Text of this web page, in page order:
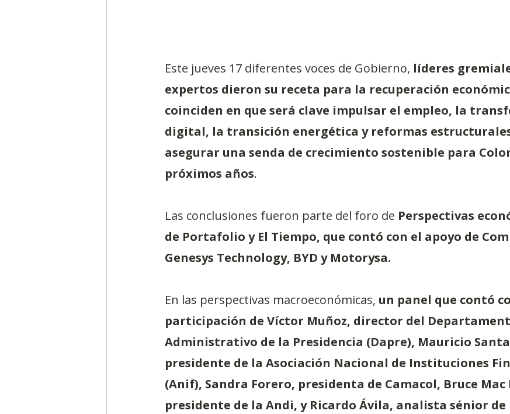
Este jueves 17 diferentes voces de Gobierno, líderes
expertos dieron su receta para la recuperación
coinciden en que será clave impulsar el empleo, la
digital, la transición energética y reformas
asegurar una senda de crecimiento sostenible para
próximos años.
Las conclusiones fueron parte del foro de Perspectivas
de Portafolio y El Tiempo, que contó con el apoyo de
Genesys Technology, BYD y Motorysa.
En las perspectivas macroeconómicas, un panel que contó
participación de Víctor Muñoz, director del
Administrativo de la Presidencia (Dapre), Mauricio
presidente de la Asociación Nacional de Instituciones
(Anif), Sandra Forero, presidenta de Camacol, Bruce
presidente de la Andi, y Ricardo Ávila, analista sénior de